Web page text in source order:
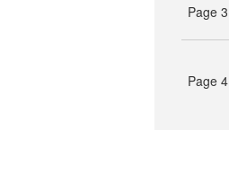
Page 3
Page 4